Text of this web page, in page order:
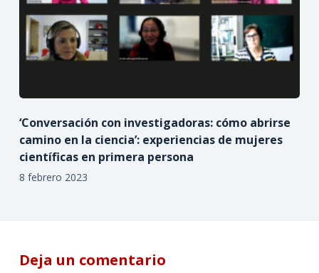
‘Conversación con investigadoras: cómo abrirse
camino en la ciencia’: experiencias de mujeres
científicas en primera persona
8 febrero 2023
Deja un comentario